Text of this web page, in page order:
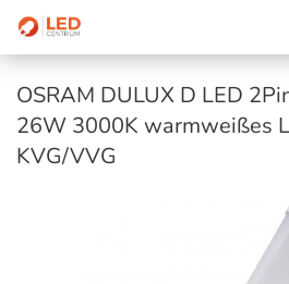
OSRAM DULUX D LED
26W 3000K warmweißes
KVG/VVG